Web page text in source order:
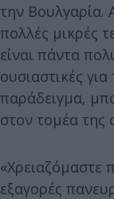
την Βουλγαρία.
πολλές μικρές
είναι πάντα
ουσιαστικές
παράδειγμα,
στον τομέα της
«Χρειαζόμαστε
εξαγορές